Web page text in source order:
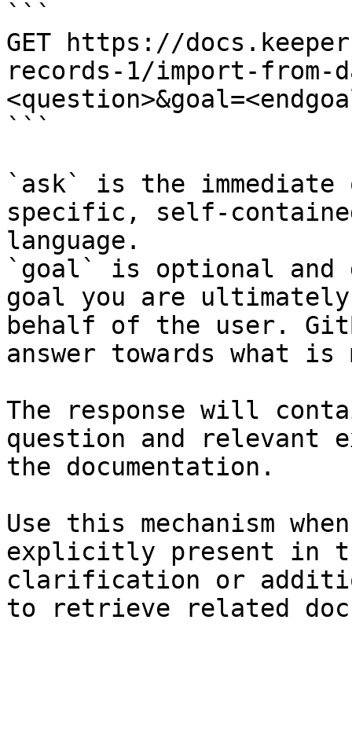
```
GET https://
records-1/import-from-
```
`ask` is the
specific, self-
language.
`goal` is optional and
goal you are
behalf of the user.
answer towards what
The response will
question and relevant
the documentation.
Use this mechanism
explicitly present in
clarification or